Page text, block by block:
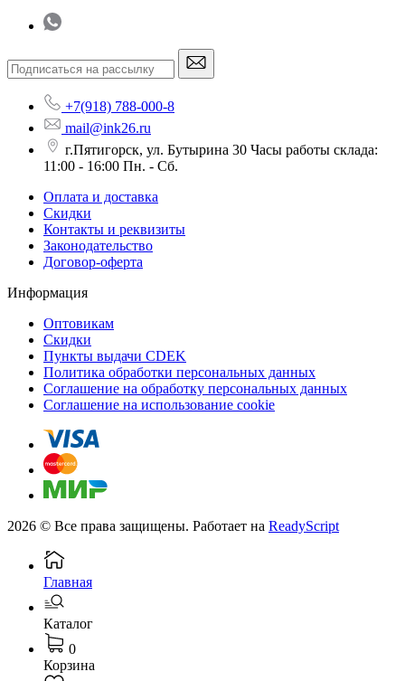
+7(918) 788-000-8
mail@ink26.ru
г.Пятигорск, ул. Бутырина 30 Часы работы склада:
11:00 - 16:00 Пн. - Сб.
Оплата и доставка
Скидки
Контакты и реквизиты
Законодательство
Договор-оферта
Информация
Оптовикам
Скидки
Пункты выдачи CDEK
Политика обработки персональных данных
Соглашение на обработку персональных данных
Соглашение на использование cookie
2026 © Все права защищены. Работает на ReadyScript
Главная
Каталог
0
Корзина